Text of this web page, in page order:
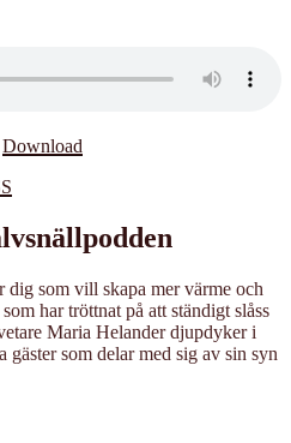
Download
dig som vill skapa mer värme och
har tröttnat på att ständigt slåss
Maria Helander djupdyker i
som delar med sig av sin syn